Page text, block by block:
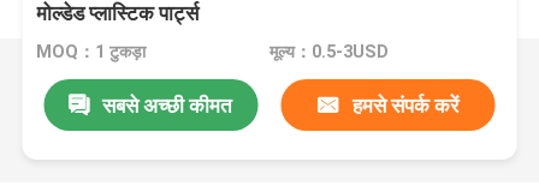
मोल्डेड प्लास्टिक पार्ट्स
MOQ：1 टुकड़ा मूल्य：0.5-3USD
सबसे अच्छी कीमत हमसे संपर्क करें